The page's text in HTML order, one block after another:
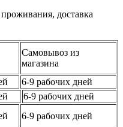
доставка
Самовывоз из
магазина
6-9 рабочих дней
6-9 рабочих дней
6-9 рабочих дней